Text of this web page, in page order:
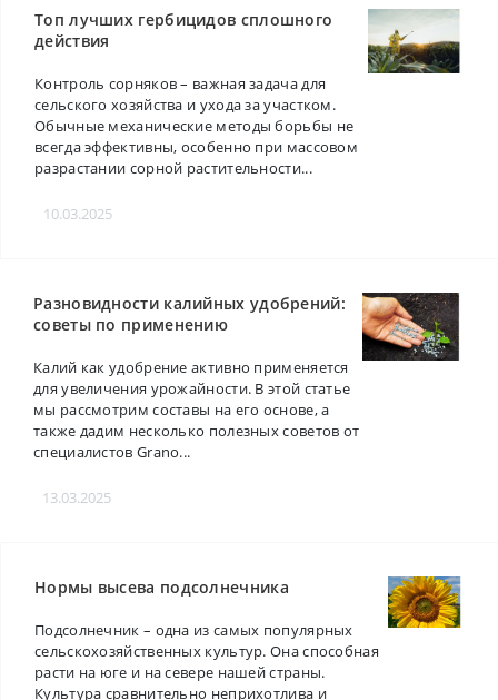
Топ лучших гербицидов сплошного
действия
Контроль сорняков – важная задача для
сельского хозяйства и ухода за участком.
Обычные механические методы борьбы не
всегда эффективны, особенно при массовом
разрастании сорной растительности...
10.03.2025
Разновидности калийных удобрений:
советы по применению
Калий как удобрение активно применяется
для увеличения урожайности. В этой статье
мы рассмотрим составы на его основе, а
также дадим несколько полезных советов от
специалистов Grano...
13.03.2025
Нормы высева подсолнечника
Подсолнечник – одна из самых популярных
сельскохозяйственных культур. Она способная
расти на юге и на севере нашей страны.
Культура сравнительно неприхотлива и